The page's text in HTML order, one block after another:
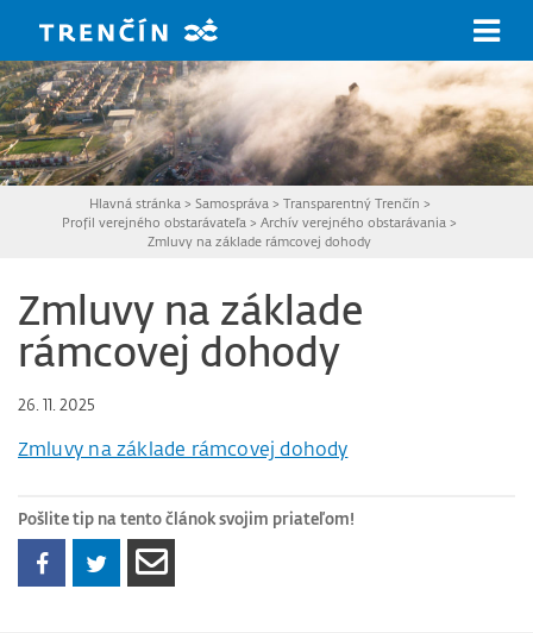
Hlavná stránka > Samospráva > Transparentný Trenčín >
Profil verejného obstarávateľa >Archív verejného obstarávania >
Zmluvy na základe rámcovej dohody
Zmluvy na základe
rámcovej dohody
26. 11. 2025
Zmluvy na základe rámcovej dohody
Pošlite tip na tento článok svojim priateľom!